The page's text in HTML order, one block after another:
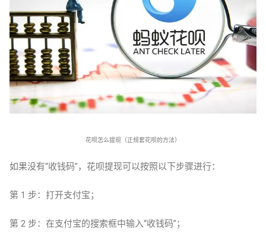
花呗怎么提现（正规套花呗的方法）
如果没有“收钱码”，花呗提现可以按照以下步骤进行：
第 1 步：打开支付宝；
第 2 步：在支付宝的搜索框中输入“收钱码”；